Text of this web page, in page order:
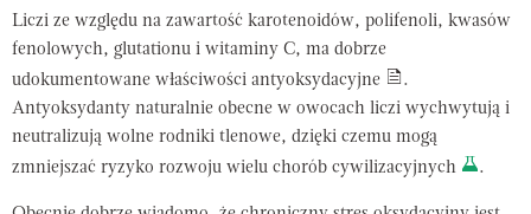
Liczi ze względu na zawartość karotenoidów, polifenoli, kwasów
fenolowych, glutationu i witaminy C, ma dobrze
udokumentowane właściwości antyoksydacyjne
.
Antyoksydanty naturalnie obecne w owocach liczi wychwytują i
neutralizują wolne rodniki tlenowe, dzięki czemu mogą
zmniejszać ryzyko rozwoju wielu chorób cywilizacyjnych
.